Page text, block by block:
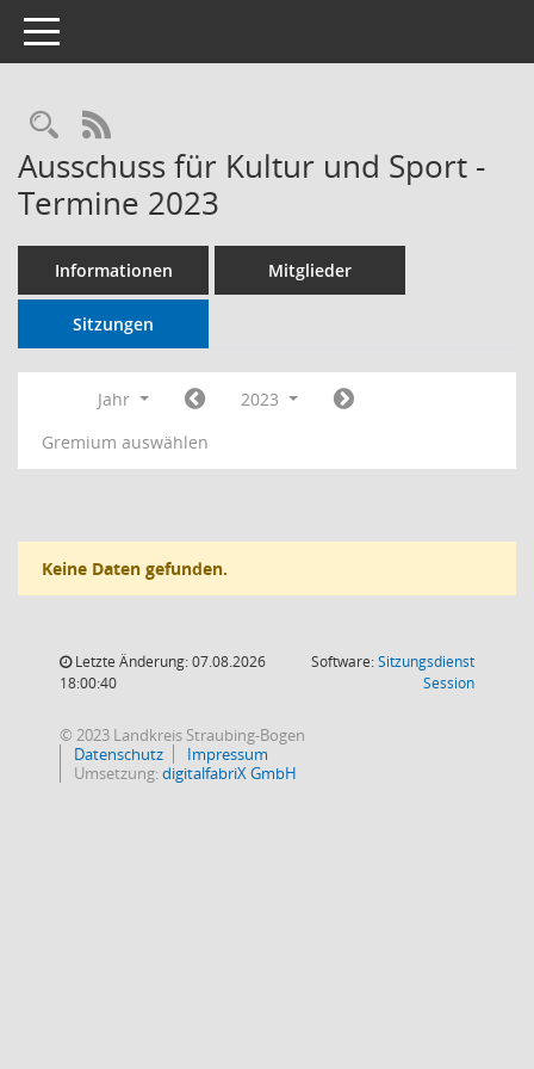
Toggle navigation
RSS-Feed
Ausschuss für Kultur und Sport -
Termine 2023
Informationen Mitglieder
Sitzungen
Jahr
2023
Gremium auswählen
Keine Daten gefunden.
Letzte Änderung: 07.08.2026
18:00:40
Software:Sitzungsdienst
Session(Wird in
© 2023 Landkreis Straubing-Bogen
Datenschutz
Impressum
Umsetzung:digitalfabriX GmbH